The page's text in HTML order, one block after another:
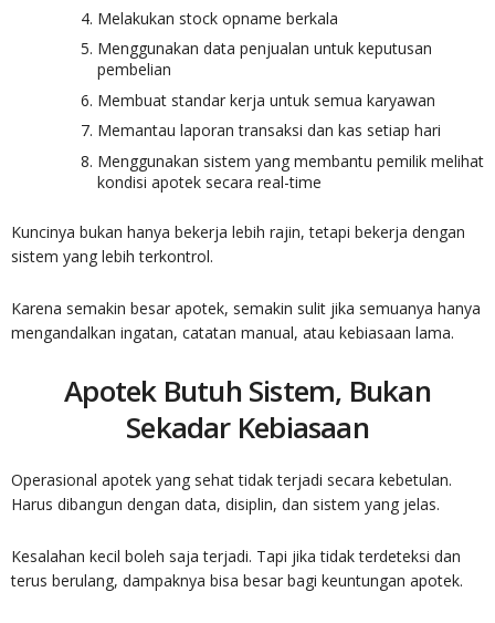
Melakukan stock opname berkala
Menggunakan data penjualan untuk keputusan
pembelian
Membuat standar kerja untuk semua karyawan
Memantau laporan transaksi dan kas setiap hari
Menggunakan sistem yang membantu pemilik melihat
kondisi apotek secara real-time
Kuncinya bukan hanya bekerja lebih rajin, tetapi bekerja dengan
sistem yang lebih terkontrol.
Karena semakin besar apotek, semakin sulit jika semuanya hanya
mengandalkan ingatan, catatan manual, atau kebiasaan lama.
Apotek Butuh Sistem, Bukan
Sekadar Kebiasaan
Operasional apotek yang sehat tidak terjadi secara kebetulan.
Harus dibangun dengan data, disiplin, dan sistem yang jelas.
Kesalahan kecil boleh saja terjadi. Tapi jika tidak terdeteksi dan
terus berulang, dampaknya bisa besar bagi keuntungan apotek.